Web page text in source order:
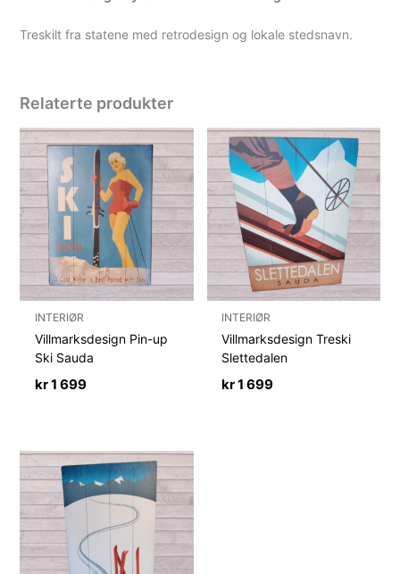
Treskilt fra statene med retrodesign og lokale stedsnavn.
Relaterte produkter
INTERIØR
Villmarksdesign Pin-up
Ski Sauda
kr1 699
INTERIØR
Villmarksdesign Treski
Slettedalen
kr1 699